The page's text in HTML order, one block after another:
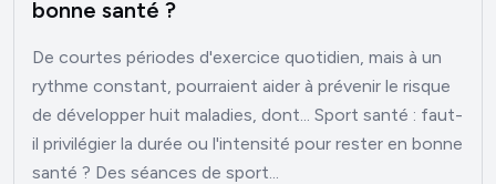
bonne santé ?
De courtes périodes d'exercice quotidien, mais à un
rythme constant, pourraient aider à prévenir le risque
de développer huit maladies, dont... Sport santé : faut-
il privilégier la durée ou l'intensité pour rester en bonne
santé ? Des séances de sport...